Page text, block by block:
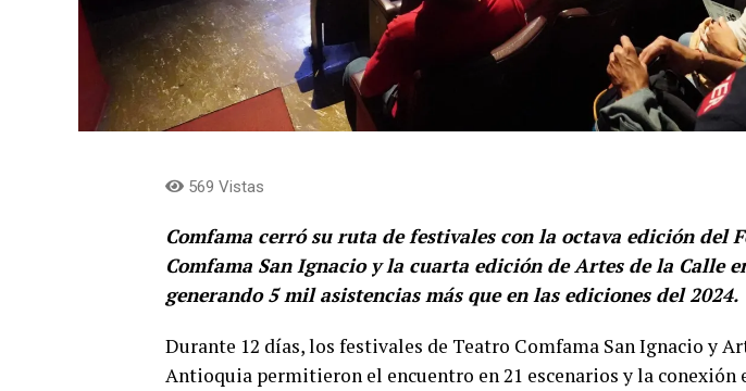
569 Vistas
Comfama cerró su ruta de festivales con la octava edición del
Comfama San Ignacio y la cuarta edición de Artes de la Calle
generando 5 mil asistencias más que en las ediciones del 2024.
Durante 12 días, los festivales de Teatro Comfama San Ignacio y
Antioquia permitieron el encuentro en 21 escenarios y la conexión